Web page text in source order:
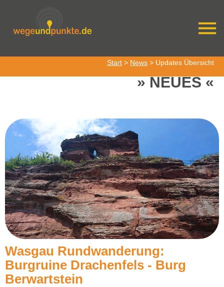
Start > News > Updates Übersicht
NEUES
Wasgau Rundwanderung:
Burgruine Drachenfels - Burg
Berwartstein